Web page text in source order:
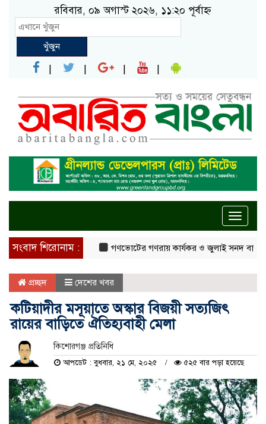
রবিবার, ০৯ অগাস্ট ২০২৬, ১১:২০ পূর্বাহ্ন
খুঁজুন
Toggle
সংবাদ শিরোনাম :গণভোটের গণরায় কার্যকর ও জুলাই সনদ বাস্তবায়নের
প্রচ্ছদ দেশের খবর
কটিয়াদীর মসূয়াতে অস্কার বিজয়ী সত্যজিৎ
রায়ের বাড়িতে ঐতিহ্যবাহী মেলা
কিশোরগঞ্জ প্রতিনিধি
আপডেট : বুধবার, ২১ মে, ২০২৫ ৫২৫ বার পড়া হয়েছে